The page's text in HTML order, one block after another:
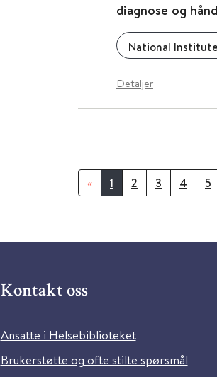
diagnose og
National
Detaljer
« 1 2 3 4 5
Kontakt oss
Ansatte i Helsebiblioteket
Brukerstøtte og ofte stilte spørsmål